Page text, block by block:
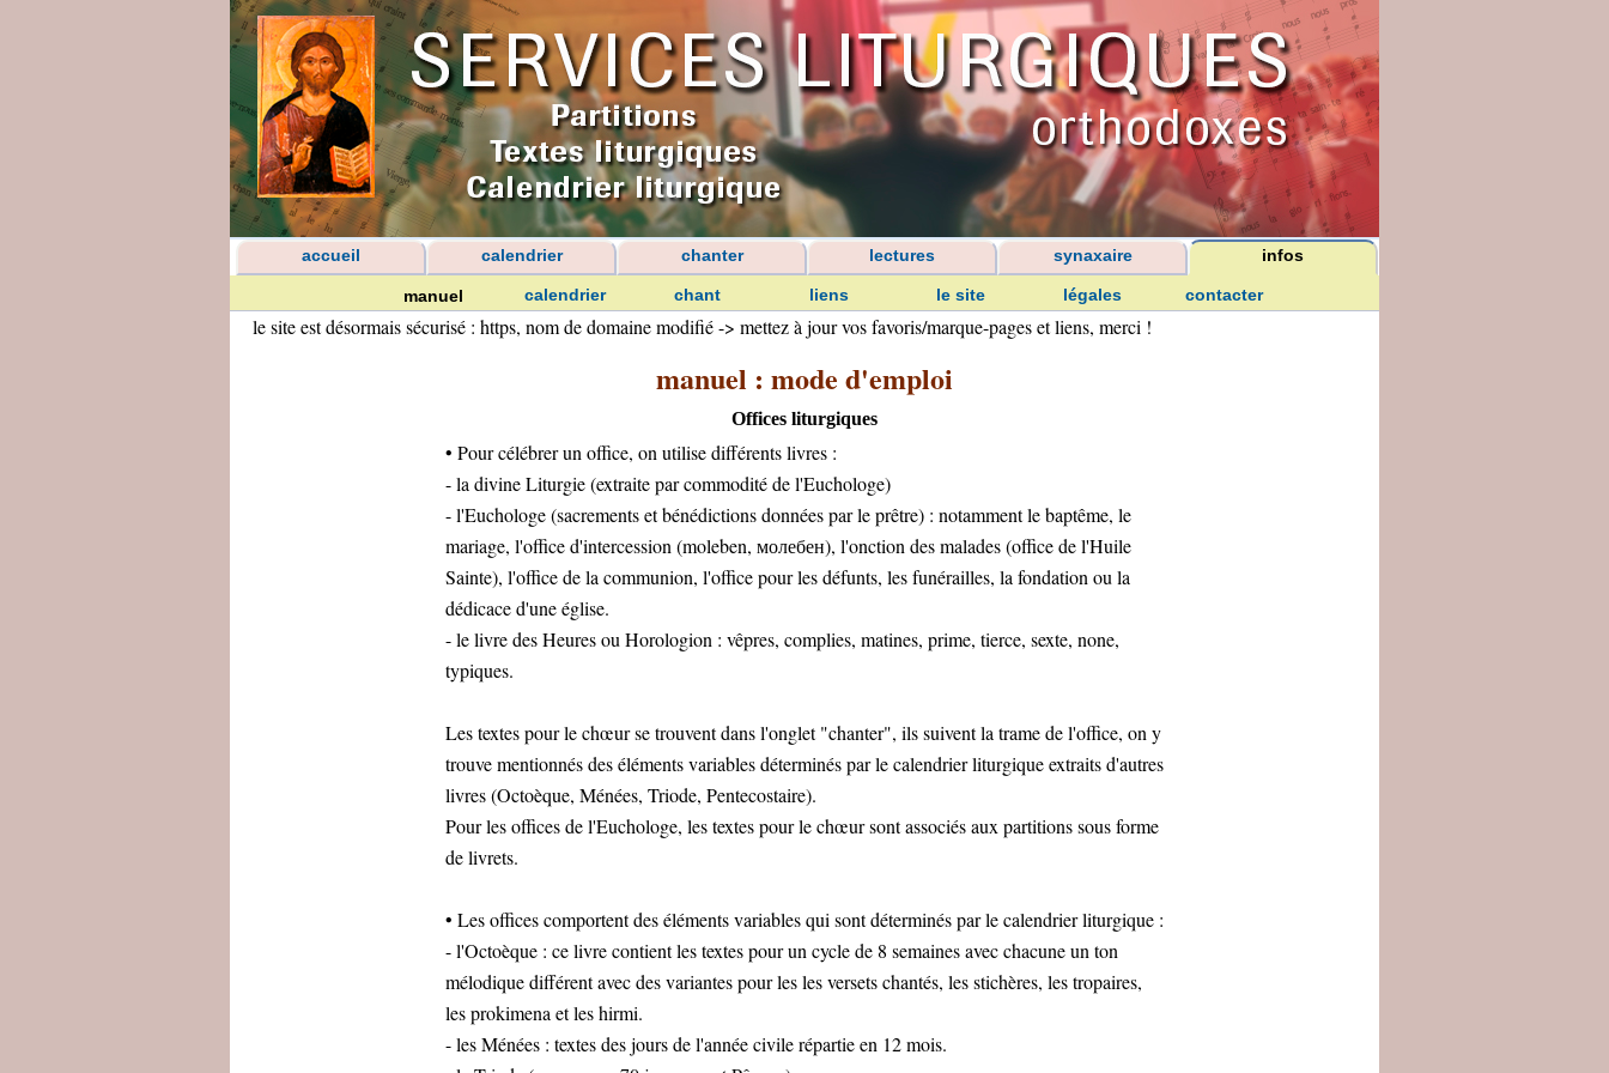
accueil calendrier chanter lectures synaxaire infos
manuel calendrier chant liens le site légales contacter
le site est désormais sécurisé : https, nom de domaine modifié -> mettez à jour vos favoris/marque-pages et liens, merci !
manuel : mode d'emploi
Offices liturgiques
• Pour célébrer un office, on utilise différents livres :
- la divine Liturgie (extraite par commodité de l'Euchologe)
- l'Euchologe (sacrements et bénédictions données par le prêtre) : notamment le baptême, le
mariage, l'office d'intercession (moleben, молебен), l'onction des malades (office de l'Huile
Sainte), l'office de la communion, l'office pour les défunts, les funérailles, la fondation ou la
dédicace d'une église.
- le livre des Heures ou Horologion : vêpres, complies, matines, prime, tierce, sexte, none,
typiques.
Les textes pour le chœur se trouvent dans l'onglet "chanter", ils suivent la trame de l'office, on y
trouve mentionnés des éléments variables déterminés par le calendrier liturgique extraits d'autres
livres (Octoèque, Ménées, Triode, Pentecostaire).
Pour les offices de l'Euchologe, les textes pour le chœur sont associés aux partitions sous forme
de livrets.
• Les offices comportent des éléments variables qui sont déterminés par le calendrier liturgique :
- l'Octoèque : ce livre contient les textes pour un cycle de 8 semaines avec chacune un ton
mélodique différent avec des variantes pour les les versets chantés, les stichères, les tropaires,
les prokimena et les hirmi.
- les Ménées : textes des jours de l'année civile répartie en 12 mois.